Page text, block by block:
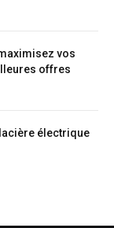
vos
offres
électrique